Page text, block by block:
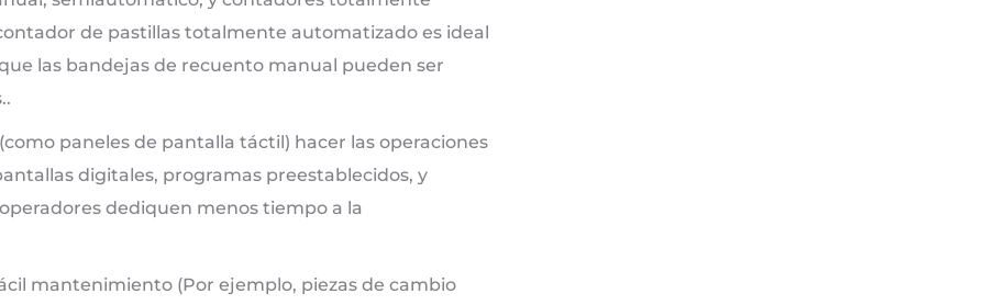
de pastillas totalmente automatizado es ideal
las bandejas de recuento manual pueden ser
paneles de pantalla táctil) hacer las operaciones
digitales, programas preestablecidos, y
dediquen menos tiempo a la
mantenimiento (Por ejemplo, piezas de cambio